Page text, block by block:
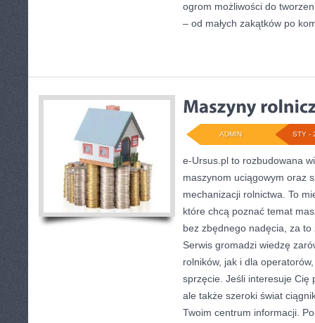
ogrom możliwości do
– od małych zakątków po
STY -
ADMIN
e-Ursus.pl to rozbudowana
maszynom uciągowym oraz
mechanizacji rolnictwa. To
które chcą poznać temat
bez zbędnego nadęcia, za
Serwis gromadzi wiedzę
rolników, jak i dla
sprzęcie. Jeśli interesuje Cię
ale także szeroki świat
Twoim centrum informacji.